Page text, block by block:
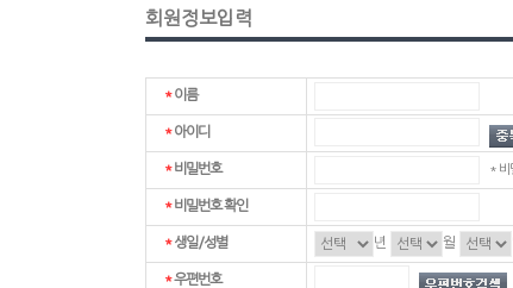
회원정보입력
*이름
*아이디
*비밀번호 * 비
*비밀번호 확인
*생일/성별 년 월
*우편번호